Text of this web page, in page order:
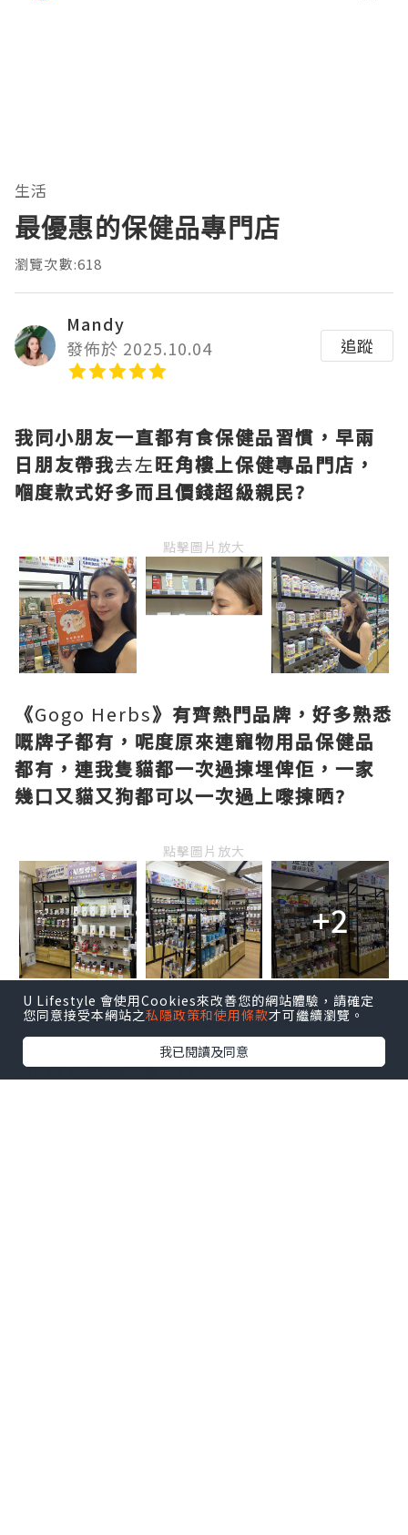
生活
最優惠的保健品專門店
瀏覽次數:618
Mandy
發佈於 2025.10.04
追蹤
我同小朋友一直都有食保健品習慣，早兩
日朋友帶我去左旺角樓上保健專品門店，
嗰度款式好多而且價錢超級親民?
點擊圖片放大
U Lifestyle 會使用Cookies來改善您的網站體驗，請確定
您同意接受本網站之私隱政策和使用條款才可繼續瀏覽。
我已閱讀及同意